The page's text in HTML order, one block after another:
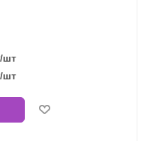
/шт
/шт